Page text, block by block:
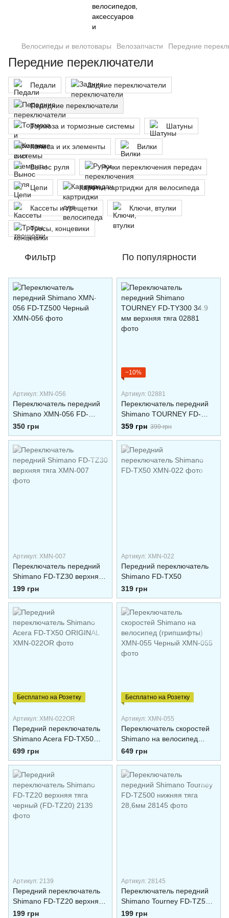
Велосипеды и велотовары Велозапчасти Передние
Передние переключатели
Педали Задние переключатели
Передние переключатели
Тормоза и тормозные системы Шатуны
Колеса и их элементы Вилки
Вынос руля Ручки переключения передач
Цепи Каретки картриджи для велосипеда
Кассеты и трещетки Ключи, втулки
Тросы, концевики
Фильтр По популярности
Артикул: XMN-056
Переключатель передний
Shimano XMN-056 FD-
TZ500 Черный
350 грн
−10%
Артикул: 02881
Переключатель передний
Shimano TOURNEY FD-
TY300 34.9 мм верхняя
тяга
359 грн 399 грн
Артикул: XMN-007
Переключатель передний
Shimano FD-TZ30 верхняя
тяга
199 грн
Артикул: XMN-022
Передний переключатель
Shimano FD-TX50
319 грн
Бесплатно на Розетку
Артикул: XMN-022OR
Передний переключатель
Shimano Acera FD-TX50
ORIGINAL
699 грн
Бесплатно на Розетку
Артикул: XMN-055
Переключатель скоростей
Shimano на велосипед
(грипшифты) XMN-055
Черный
649 грн
Артикул: 2139
Передний переключатель
Shimano FD-TZ20 верхняя
тяга черный (FD-TZ20)
199 грн
Артикул: 28145
Переключатель передний
Shimano Tourney FD-TZ500
нижняя тяга 28,6мм
199 грн